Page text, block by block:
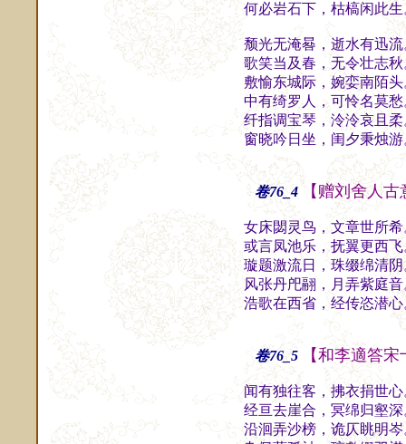
何必岩石下，枯槁闲此生
颓光无淹晷，逝水有迅
歌笑当及春，无令壮志
敷愉东城际，婉娈南陌
中有绮罗人，可怜名莫
纤指调宝琴，泠泠哀且
窗晓吟日坐，闺夕秉烛
卷76_4 【赠刘舍人古
女床閟灵鸟，文章世所
或言凤池乐，抚翼更西
璇题激流日，珠缀绵清
风张丹戺翮，月弄紫庭
浩歌在西省，经传恣潜心
卷76_5 【和李適答
闻有独往客，拂衣捐世
经亘去崖合，冥绵归壑
沿洄弄沙榜，诡仄眺明